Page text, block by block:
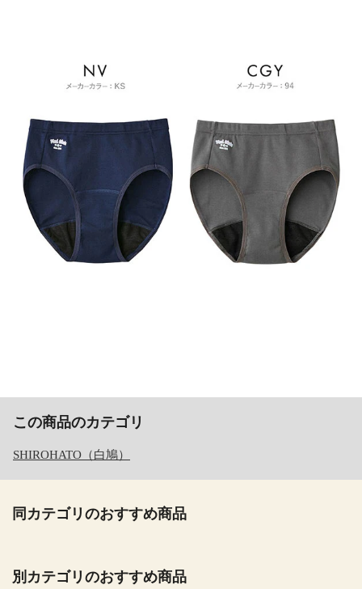
この商品のカテゴリ
SHIROHATO（白鳩）
同カテゴリのおすすめ商品
別カテゴリのおすすめ商品